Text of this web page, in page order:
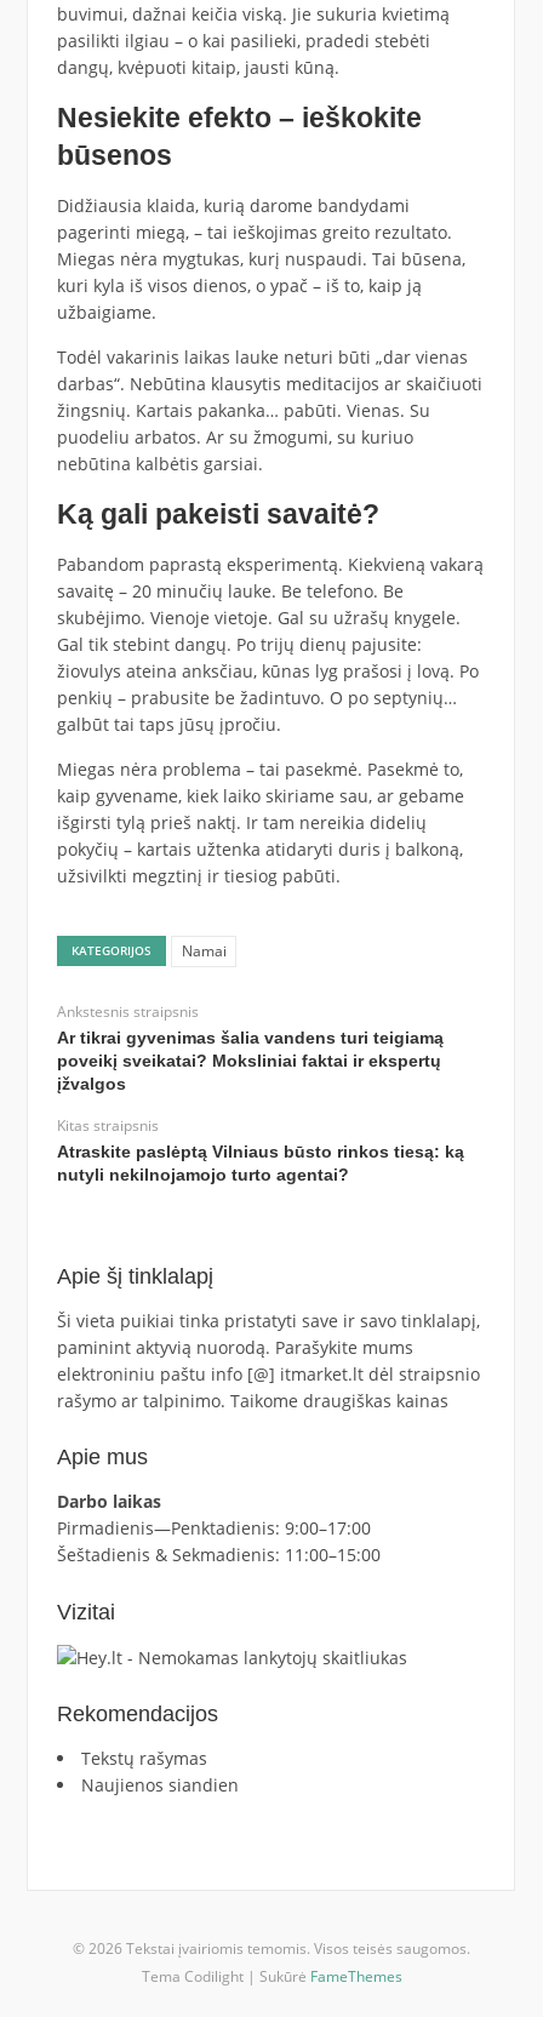
buvimui, dažnai keičia viską. Jie sukuria kvietimą
pasilikti ilgiau – o kai pasilieki, pradedi stebėti
dangų, kvėpuoti kitaip, jausti kūną.
Nesiekite efekto – ieškokite
būsenos
Didžiausia klaida, kurią darome bandydami
pagerinti miegą, – tai ieškojimas greito rezultato.
Miegas nėra mygtukas, kurį nuspaudi. Tai būsena,
kuri kyla iš visos dienos, o ypač – iš to, kaip ją
užbaigiame.
Todėl vakarinis laikas lauke neturi būti „dar vienas
darbas“. Nebūtina klausytis meditacijos ar skaičiuoti
žingsnių. Kartais pakanka… pabūti. Vienas. Su
puodeliu arbatos. Ar su žmogumi, su kuriuo
nebūtina kalbėtis garsiai.
Ką gali pakeisti savaitė?
Pabandom paprastą eksperimentą. Kiekvieną vakarą
savaitę – 20 minučių lauke. Be telefono. Be
skubėjimo. Vienoje vietoje. Gal su užrašų knygele.
Gal tik stebint dangų. Po trijų dienų pajusite:
žiovulys ateina anksčiau, kūnas lyg prašosi į lovą. Po
penkių – prabusite be žadintuvo. O po septynių…
galbūt tai taps jūsų įpročiu.
Miegas nėra problema – tai pasekmė. Pasekmė to,
kaip gyvename, kiek laiko skiriame sau, ar gebame
išgirsti tylą prieš naktį. Ir tam nereikia didelių
pokyčių – kartais užtenka atidaryti duris į balkoną,
užsivilkti megztinį ir tiesiog pabūti.
KATEGORIJOS Namai
Ankstesnis straipsnis
Ar tikrai gyvenimas šalia vandens turi teigiamą
poveikį sveikatai? Moksliniai faktai ir ekspertų
įžvalgos
Kitas straipsnis
Atraskite paslėptą Vilniaus būsto rinkos tiesą: ką
nutyli nekilnojamojo turto agentai?
Apie šį tinklalapį
Ši vieta puikiai tinka pristatyti save ir savo tinklalapį,
paminint aktyvią nuorodą. Parašykite mums
elektroniniu paštu info [@] itmarket.lt dėl straipsnio
rašymo ar talpinimo. Taikome draugiškas kainas
Apie mus
Darbo laikas
Pirmadienis—Penktadienis: 9:00–17:00
Šeštadienis & Sekmadienis: 11:00–15:00
Vizitai
Rekomendacijos
Tekstų rašymas
Naujienos siandien
© 2026 Tekstai įvairiomis temomis. Visos teisės saugomos.
Tema Codilight | Sukūrė FameThemes